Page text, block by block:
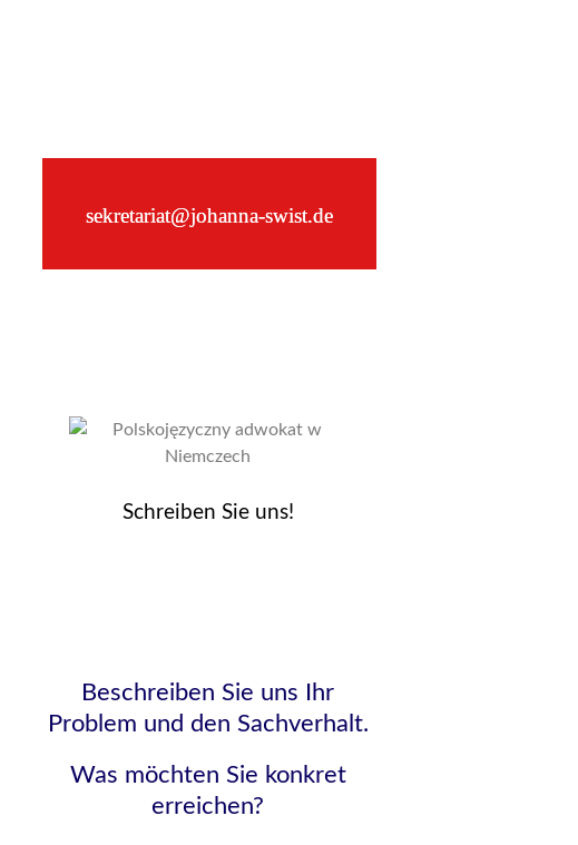
sekretariat@johanna-swist.de
Schreiben Sie uns!
Beschreiben Sie uns Ihr
Problem und den Sachverhalt.
Was möchten Sie konkret
erreichen?